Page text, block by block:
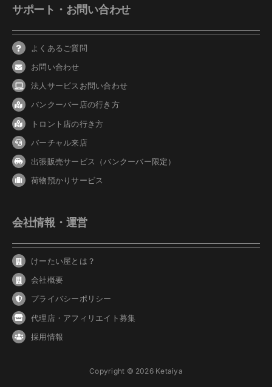
サポート・お問い合わせ
よくあるご質問
お問い合わせ
法人サービスお問い合わせ
バンクーバー店の行き方
トロント店の行き方
バーチャル来店
出張販売サービス（バンクーバー限定）
荷物預かりサービス
会社情報・運営
けーたい屋とは？
会社概要
プライバシーポリシー
代理店・アフィリエイト募集
採用情報
Copyright © 2026 Ketaiya